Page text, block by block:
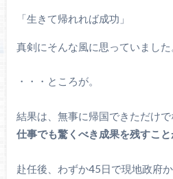
「生きて帰れれば成功」
真剣にそんな風に思っていました
・・・ところが。
結果は、無事に帰国できただけで
仕事でも驚くべき成果を残すこ
赴任後、わずか45日で現地政府